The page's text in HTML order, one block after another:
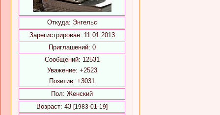
Откуда: Энгельс
Зарегистрирован: 11.01.2013
Приглашений: 0
Сообщений: 12531
Уважение: +2523
Позитив: +3031
Пол: Женский
Возраст: 43 [1983-01-19]